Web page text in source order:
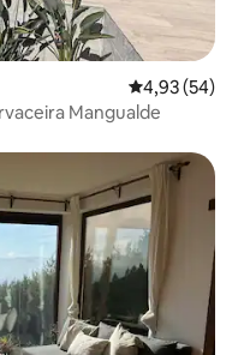
4,93 (54)
Av. da Liberdade, 7 3530-032 Corvaceira Mangualde